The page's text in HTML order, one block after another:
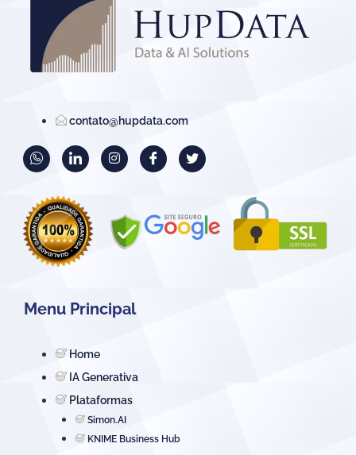
contato@hupdata.com
Menu Principal
Home
IA Generativa
Plataformas
Simon.AI
KNIME Business Hub